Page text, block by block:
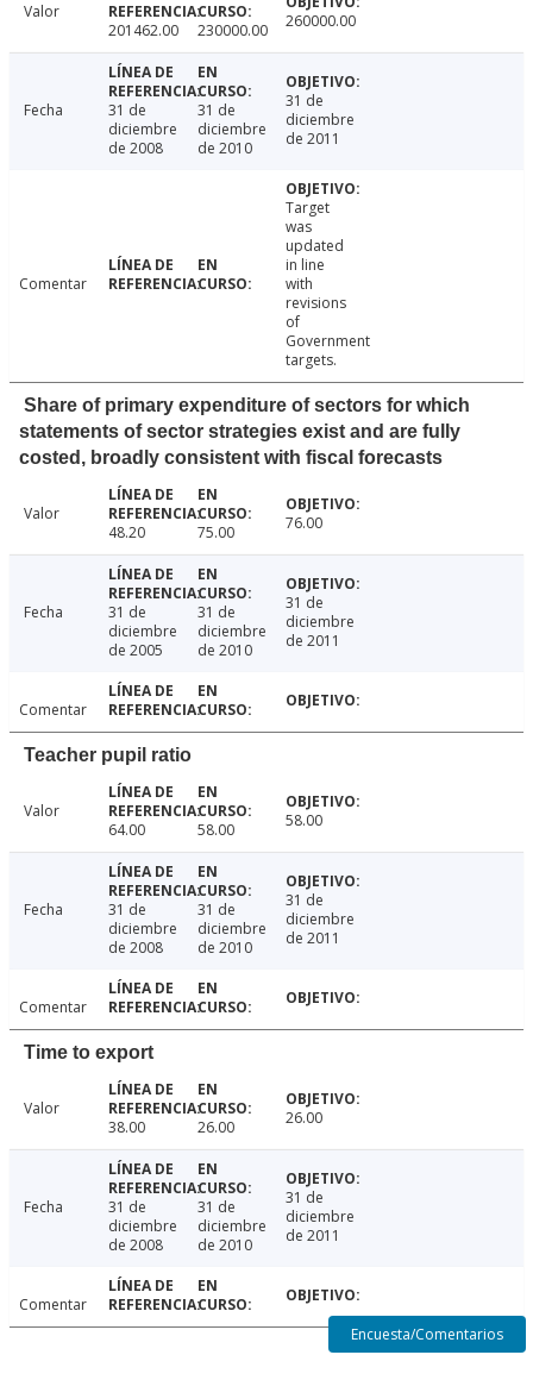
Valor
201462.00
230000.00 260000.00
Fecha
31 de
diciembre
de 2008
31 de
diciembre
de 2010
31 de
diciembre
de 2011
Comentar
Target
was
updated
in line
with
revisions
of
Government
targets.
Share of primary expenditure of sectors for which
statements of sector strategies exist and are fully
costed, broadly consistent with fiscal forecasts
Valor
48.20
75.00 76.00
Fecha
31 de
diciembre
de 2005
31 de
diciembre
de 2010
31 de
diciembre
de 2011
Comentar
Teacher pupil ratio
Valor
64.00
58.00 58.00
Fecha
31 de
diciembre
de 2008
31 de
diciembre
de 2010
31 de
diciembre
de 2011
Comentar
Time to export
Valor
38.00
26.00 26.00
Fecha
31 de
diciembre
de 2008
31 de
diciembre
de 2010
31 de
diciembre
de 2011
Comentar
Encuesta/Comentarios